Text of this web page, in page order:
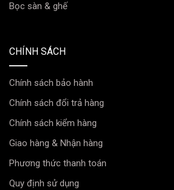
nhưng vẫn đảm bảo khả năng ghi
Lắp đặt Camera hành trình
Thanh Hóa tại Minh Thành
Bọc sàn & ghế
CHÍNH SÁCH
Chính sách bảo hành
Chính sách đổi trả hàng
Chính sách kiểm hàng
Giao hàng & Nhận hàng
Phương thức thanh toán
Quy định sử dụng